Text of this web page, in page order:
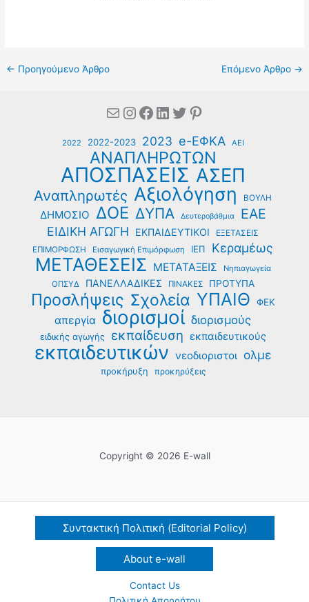
← Προηγούμενο Άρθρο Επόμενο Άρθρο →
MailInstagram
Facebook
Linkedin
Twitter
Pinterest
2022 2022-2023 2023 e-ΕΦΚΑ ΑΕΙ
ΑΝΑΠΛΗΡΩΤΩΝ
ΑΠΟΣΠΑΣΕΙΣ ΑΣΕΠ
Αναπληρωτές Αξιολόγηση ΒΟΥΛΗ
ΔΗΜΟΣΙΟ ΔΟΕ ΔΥΠΑ Δευτεροβάθμια ΕΑΕ
ΕΙΔΙΚΗ ΑΓΩΓΗ ΕΚΠΑΙΔΕΥΤΙΚΟΙ ΕΞΕΤΑΣΕΙΣ
ΕΠΙΜΟΡΦΩΣΗ Εισαγωγική Επιμόρφωση ΙΕΠ Κεραμέως
ΜΕΤΑΘΕΣΕΙΣ ΜΕΤΑΤΑΞΕΙΣ
Νηπιαγωγεία
ΟΠΣΥΔ
ΠΑΝΕΛΛΑΔΙΚΕΣ ΠΙΝΑΚΕΣ ΠΡΟΤΥΠΑ
Προσλήψεις Σχολεία ΥΠΑΙΘ ΦΕΚ
απεργία διορισμοί διορισμούς
ειδικής αγωγής εκπαίδευση εκπαιδευτικούς
εκπαιδευτικών νεοδιοριστοι ολμε
προκήρυξη προκηρύξεις
Copyright © 2026 E-wall
Συντακτική Πολιτική (Editorial Policy)
About e-wall
Contact Us